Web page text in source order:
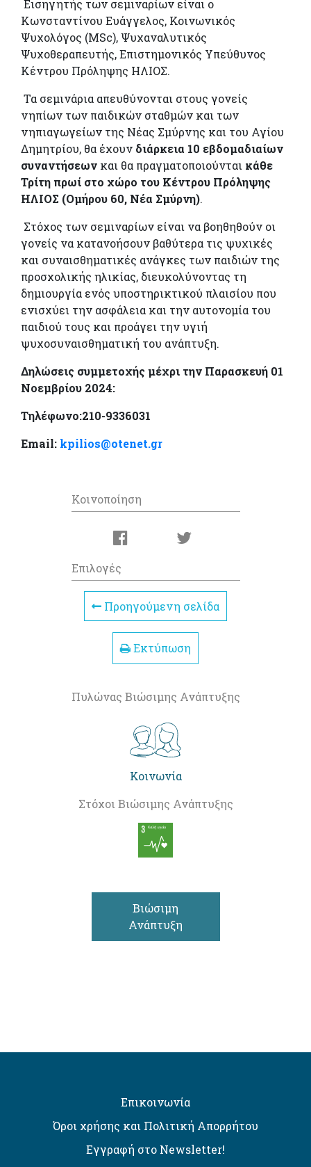
Εισηγητής των σεμιναρίων είναι ο
Κωνσταντίνου Ευάγγελος, Κοινωνικός
Ψυχολόγος (MSc), Ψυχαναλυτικός
Ψυχοθεραπευτής, Επιστημονικός Υπεύθυνος
Κέντρου Πρόληψης ΗΛΙΟΣ.
Τα σεμινάρια απευθύνονται στους γονείς
νηπίων των παιδικών σταθμών και των
νηπιαγωγείων της Νέας Σμύρνης και του Αγίου
Δημητρίου, θα έχουν διάρκεια 10 εβδομαδιαίων
συναντήσεων και θα πραγματοποιούνται κάθε
Τρίτη πρωί στο χώρο του Κέντρου Πρόληψης
ΗΛΙΟΣ (Ομήρου 60, Νέα Σμύρνη).
Στόχος των σεμιναρίων είναι να βοηθηθούν οι
γονείς να κατανοήσουν βαθύτερα τις ψυχικές
και συναισθηματικές ανάγκες των παιδιών της
προσχολικής ηλικίας, διευκολύνοντας τη
δημιουργία ενός υποστηρικτικού πλαισίου που
ενισχύει την ασφάλεια και την αυτονομία του
παιδιού τους και προάγει την υγιή
ψυχοσυναισθηματική του ανάπτυξη.
Δηλώσεις συμμετοχής μέχρι την Παρασκευή 01
Νοεμβρίου 2024:
Τηλέφωνο:210-9336031
Εmail: kpilios@otenet.gr
Κοινοποίηση
Επιλογές
Προηγούμενη σελίδα
Εκτύπωση
Πυλώνας Βιώσιμης Ανάπτυξης
Κοινωνία
Στόχοι Βιώσιμης Ανάπτυξης
Βιώσιμη
Ανάπτυξη
Επικοινωνία
Όροι χρήσης και Πολιτική Απορρήτου
Εγγραφή στο Newsletter!